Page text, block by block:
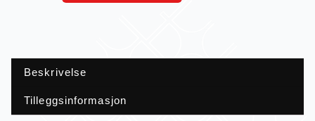
Beskrivelse
Tilleggsinformasjon